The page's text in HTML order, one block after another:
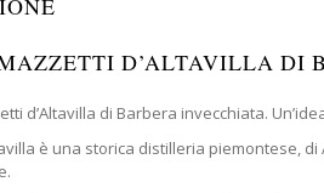
D’ALTAVILLA DI
d’Altavilla di Barbera invecchiata.
è una storica distilleria piemontese,